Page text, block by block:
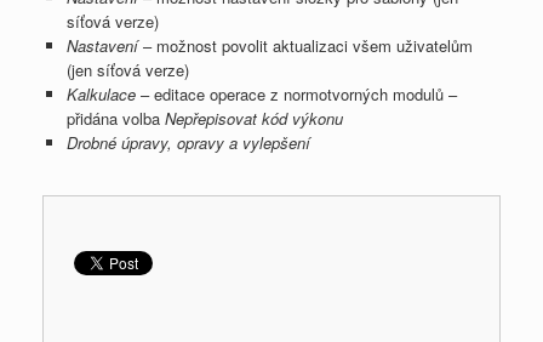
síťová verze)
Nastavení– možnost povolit aktualizaci všem uživatelům
(jen síťová verze)
Kalkulace– editace operace z normotvorných modulů –
přidána volba Nepřepisovat kód výkonu
Drobné úpravy, opravy a vylepšení